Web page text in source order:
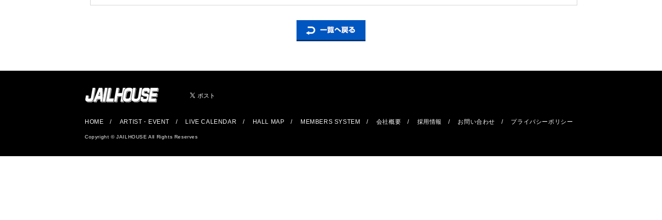
HOME ARTIST・EVENT LIVE CALENDAR HALL MAP MEMBERS SYSTEM 会社概要 採用情報 お問い合わせ プライバシーポリシー
Copyright © JAILHOUSE All Rights Reserves